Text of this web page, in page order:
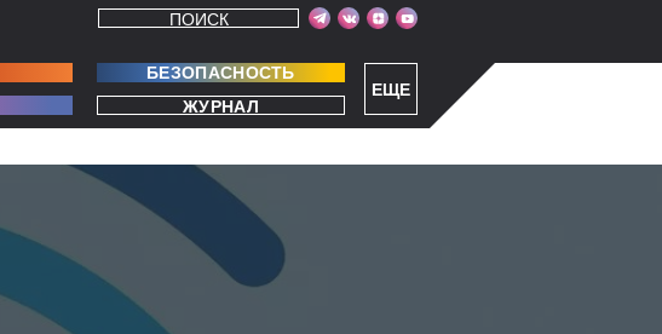
ЕЩЕ
ПОИСК
БЕЗОПАСНОСТЬ
ЖУРНАЛ